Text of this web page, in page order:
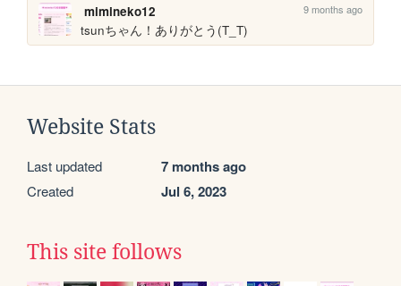
mimineko12 9 months ago
tsunちゃん！ありがとう(T_T)
Website Stats
Last updated 7 months ago
Created Jul 6, 2023
This site follows